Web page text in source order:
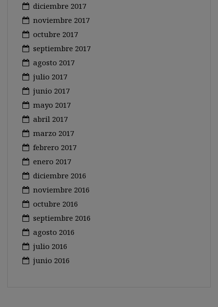
diciembre 2017
noviembre 2017
octubre 2017
septiembre 2017
agosto 2017
julio 2017
junio 2017
mayo 2017
abril 2017
marzo 2017
febrero 2017
enero 2017
diciembre 2016
noviembre 2016
octubre 2016
septiembre 2016
agosto 2016
julio 2016
junio 2016